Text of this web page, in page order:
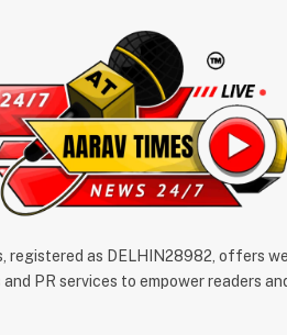
registered as DELHIN28982, offers
PR services to empower readers